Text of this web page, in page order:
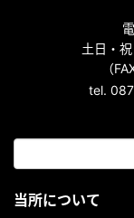
土日・
（
tel.
当所について